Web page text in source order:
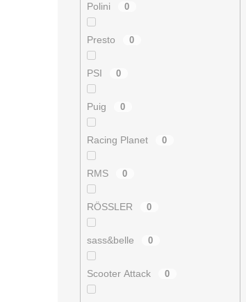
Polini 0
Presto 0
PSI 0
Puig 0
Racing Planet 0
RMS 0
RÖSSLER 0
sass&belle 0
Scooter Attack 0